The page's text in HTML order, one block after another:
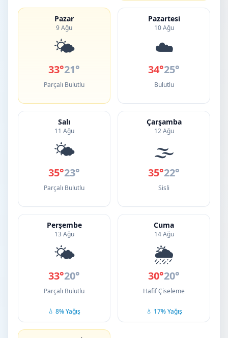
Pazar
9 Ağu
🌤️
33°21°
Parçalı Bulutlu
Pazartesi
10 Ağu
☁️
34°25°
Bulutlu
Salı
11 Ağu
🌤️
35°23°
Parçalı Bulutlu
Çarşamba
12 Ağu
🌫️
35°22°
Sisli
Perşembe
13 Ağu
🌤️
33°20°
Parçalı Bulutlu
💧 8% Yağış
Cuma
14 Ağu
🌦️
30°20°
Hafif Çiseleme
💧 17% Yağış